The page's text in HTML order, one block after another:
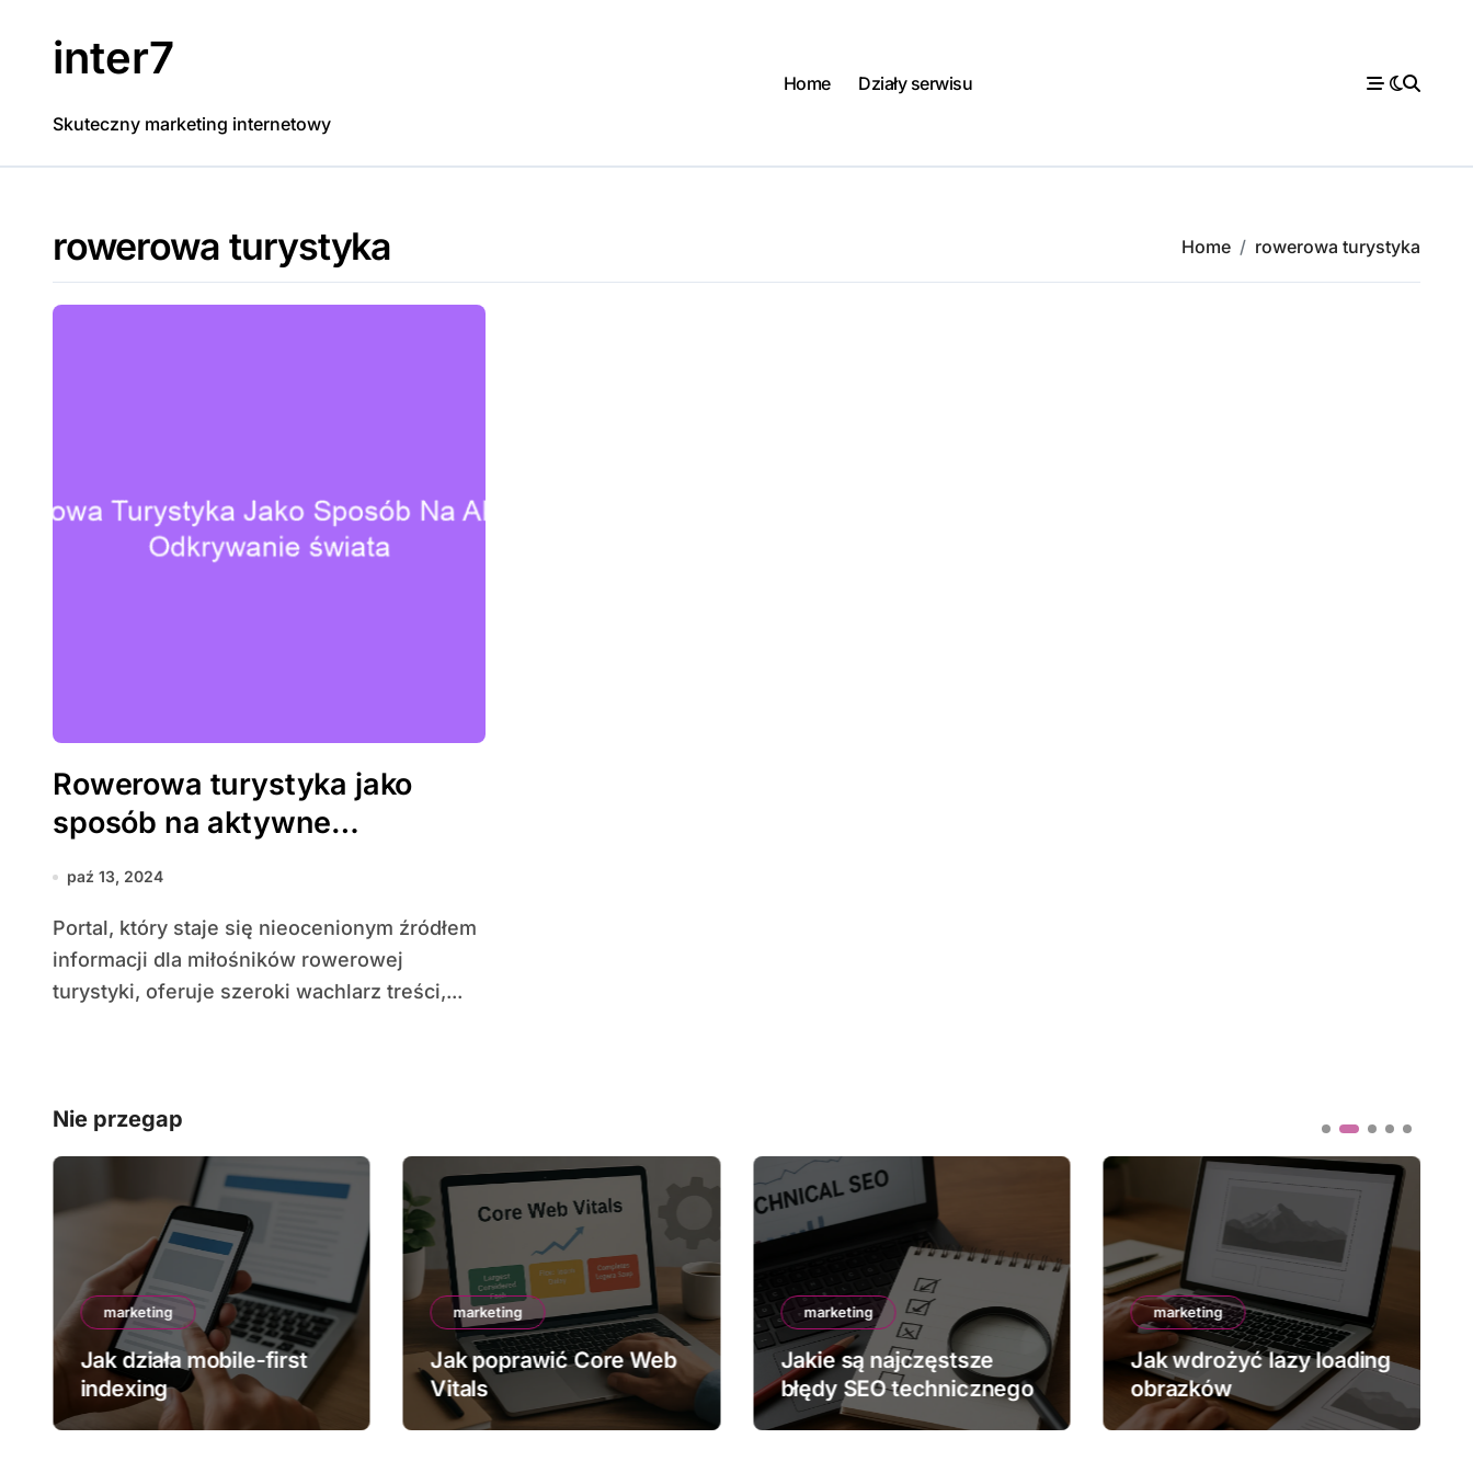
inter7
Skuteczny marketing internetowy
Home Działy serwisu
rowerowa turystyka Home rowerowa turystyka
Rowerowa turystyka jako
sposób na aktywne
odkrywanie świata
paź 13, 2024
Portal, który staje się nieocenionym źródłem
informacji dla miłośników rowerowej
turystyki, oferuje szeroki wachlarz treści,...
Nie przegap
marketing
Jak działa mobile-first
indexing
marketing
Jak poprawić Core Web
Vitals
marketing
Jakie są najczęstsze
błędy SEO technicznego
marketing
Jak wdrożyć lazy loading
obrazków